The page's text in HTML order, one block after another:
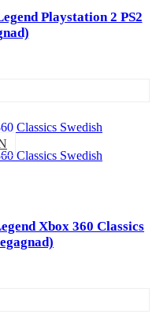
Playstation 2 PS2
Xbox 360 Classics